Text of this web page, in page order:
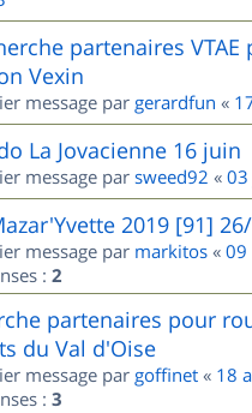
partenaires
Vexin
message par gerardfun «
La Jovacienne 16 juin
message par sweed92 « 03
2019 [91]
message par markitos « 09
: 2
partenaires pour
du Val d'Oise
message par goffinet « 18
: 3